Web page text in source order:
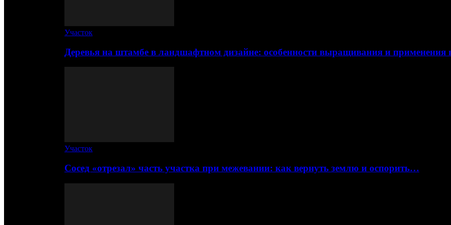
Участок
Деревья на штамбе в ландшафтном дизайне: особенности выращивания и
Участок
Сосед «отрезал» часть участка при межевании: как вернуть землю и оспорить…